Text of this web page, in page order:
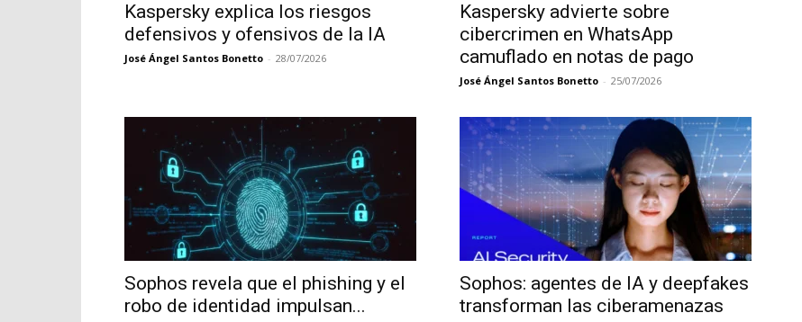
Kaspersky explica los riesgos
defensivos y ofensivos de la IA
José Ángel Santos Bonetto - 28/07/2026
Kaspersky advierte sobre
cibercrimen en WhatsApp
camuflado en notas de pago
José Ángel Santos Bonetto - 25/07/2026
Sophos revela que el phishing y el
robo de identidad impulsan...
Sophos: agentes de IA y deepfakes
transforman las ciberamenazas